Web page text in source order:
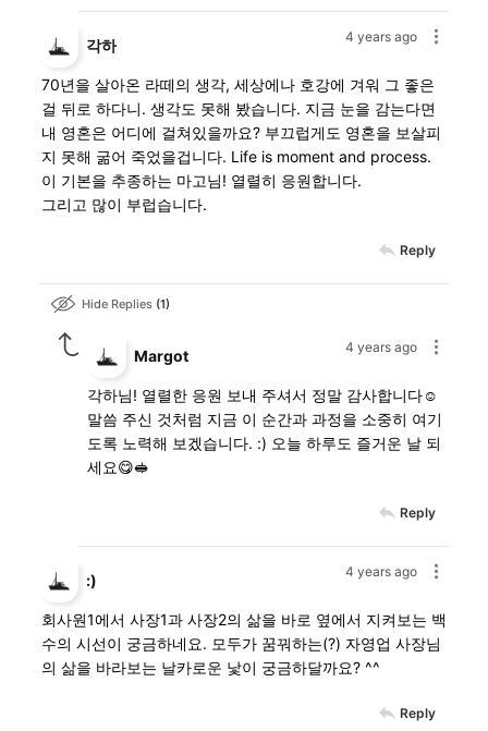
4 years ago
각하
70년을 살아온 라떼의 생각, 세상에나 호강에 겨워 그 좋은
걸 뒤로 하다니. 생각도 못해 봤습니다. 지금 눈을 감는다면
내 영혼은 어디에 걸쳐있을까요? 부끄럽게도 영혼을 보살피
지 못해 굶어 죽었을겁니다. Life is moment and process.
이 기본을 추종하는 마고님! 열렬히 응원합니다.
그리고 많이 부럽습니다.
Reply
Hide Replies 1
4 years ago
Margot
각하님! 열렬한 응원 보내 주셔서 정말 감사합니다☺️
말씀 주신 것처럼 지금 이 순간과 과정을 소중히 여기
도록 노력해 보겠습니다. :) 오늘 하루도 즐거운 날 되
세요😋🥪
Reply
4 years ago
:)
회사원1에서 사장1과 사장2의 삶을 바로 옆에서 지켜보는 백
수의 시선이 궁금하네요. 모두가 꿈꿔하는(?) 자영업 사장님
의 삶을 바라보는 날카로운 낯이 궁금하달까요? ^^
Reply